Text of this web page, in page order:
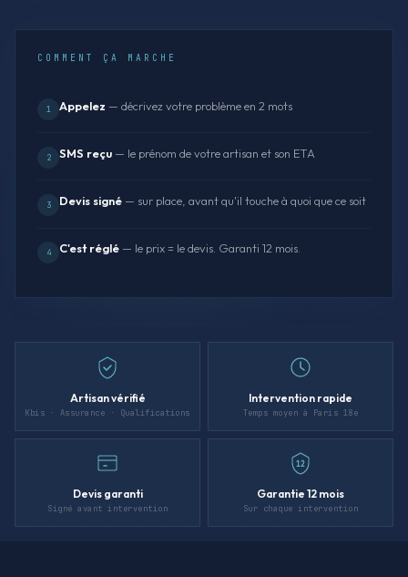
COMMENT ÇA MARCHE
1 Appelez — décrivez votre problème en 2 mots
2 SMS reçu — le prénom de votre artisan et son ETA
3 Devis signé — sur place, avant qu'il touche à quoi que ce soit
4 C'est réglé — le prix = le devis. Garanti 12 mois.
Artisan vérifié
Kbis · Assurance · Qualifications
Intervention rapide
Temps moyen à Paris 18e
Devis garanti
Signé avant intervention
12
Garantie 12 mois
Sur chaque intervention